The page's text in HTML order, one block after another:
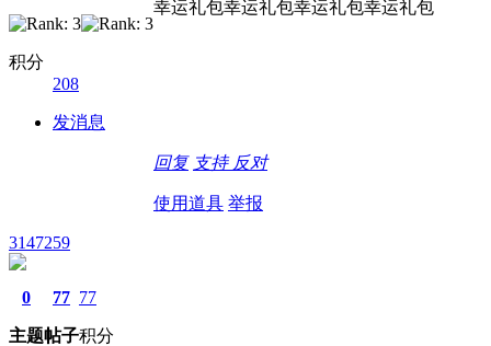
积分
208
发消息
幸运礼包幸运礼包幸运礼包幸运礼包
回复 支持 反对
使用道具 举报
3147259
0
主题
77
帖子
77
积分